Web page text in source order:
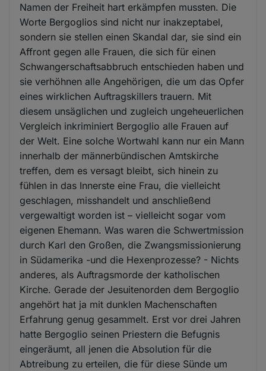
Namen der Freiheit hart erkämpfen mussten. Die
Worte Bergoglios sind nicht nur inakzeptabel,
sondern sie stellen einen Skandal dar, sie sind ein
Affront gegen alle Frauen, die sich für einen
Schwangerschaftsabbruch entschieden haben und
sie verhöhnen alle Angehörigen, die um das Opfer
eines wirklichen Auftragskillers trauern. Mit
diesem unsäglichen und zugleich ungeheuerlichen
Vergleich inkriminiert Bergoglio alle Frauen auf
der Welt. Eine solche Wortwahl kann nur ein Mann
innerhalb der männerbündischen Amtskirche
treffen, dem es versagt bleibt, sich hinein zu
fühlen in das Innerste eine Frau, die vielleicht
geschlagen, misshandelt und anschließend
vergewaltigt worden ist – vielleicht sogar vom
eigenen Ehemann. Was waren die Schwertmission
durch Karl den Großen, die Zwangsmissionierung
in Südamerika -und die Hexenprozesse? - Nichts
anderes, als Auftragsmorde der katholischen
Kirche. Gerade der Jesuitenorden dem Bergoglio
angehört hat ja mit dunklen Machenschaften
Erfahrung genug gesammelt. Erst vor drei Jahren
hatte Bergoglio seinen Priestern die Befugnis
eingeräumt, all jenen die Absolution für die
Abtreibung zu erteilen, die für diese Sünde um